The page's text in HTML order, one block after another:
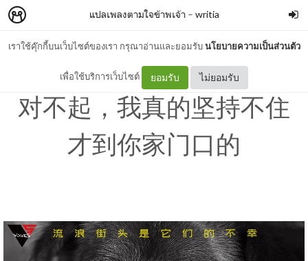
เราใช้คุ๊กกี้บนเว็บไซต์ของเรา กรุณาอ่านและยอมรับนโยบายความเป็นส่วนตัว
เพื่อใช้บริการเว็บไซต์ ยอมรับ ไม่ยอมรับ
แปลเพลงตามใจข้าพเจ้า– writia
[CHN/PYN/TH] VOGUE 5 -
对不起，我真的坚持不住
才到你家门口的